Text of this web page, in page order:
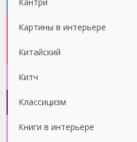
Картины в интерьере
Китайский
Китч
Классицизм
Книги в интерьере